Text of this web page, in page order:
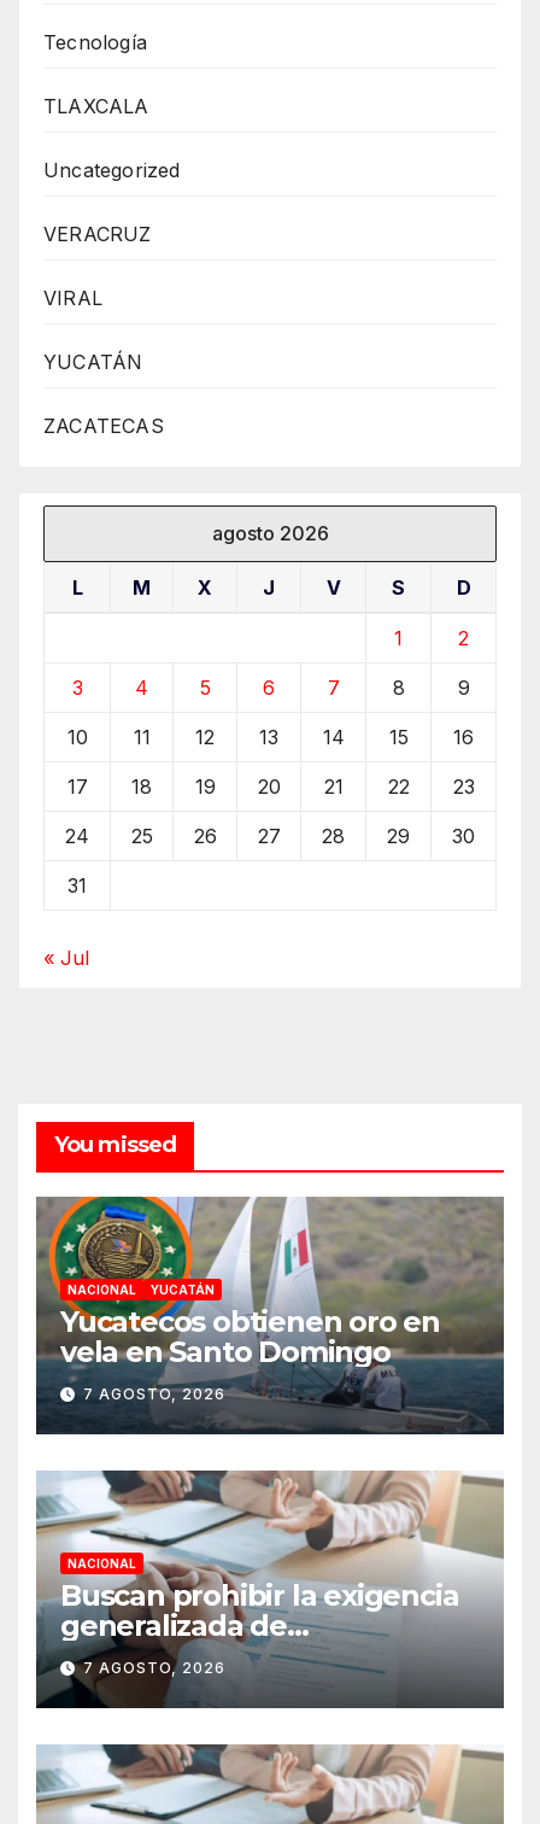
Tecnología
TLAXCALA
Uncategorized
VERACRUZ
VIRAL
YUCATÁN
ZACATECAS
agosto 2026
L M X J V S D
1 2
3 4 5 6 7 8 9
10 11 12 13 14 15 16
17 18 19 20 21 22 23
24 25 26 27 28 29 30
31
« Jul
You missed
NACIONAL YUCATÁN
Yucatecos obtienen oro en
vela en Santo Domingo
7 AGOSTO, 2026
NACIONAL
Buscan prohibir la exigencia
generalizada de
antecedentes penales para
obtener empleo en México
7 AGOSTO, 2026